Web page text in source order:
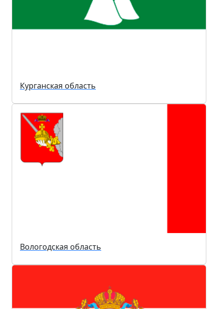
Курганская область
Вологодская область